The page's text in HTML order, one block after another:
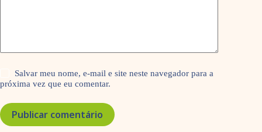
Salvar meu nome, e-mail e site neste navegador para a
próxima vez que eu comentar.
Publicar comentário